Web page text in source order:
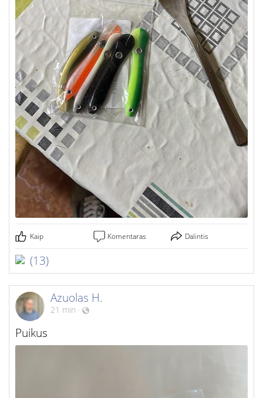
Kaip Komentaras Dalintis
(13)
Azuolas H.
21 min ·
Puikus